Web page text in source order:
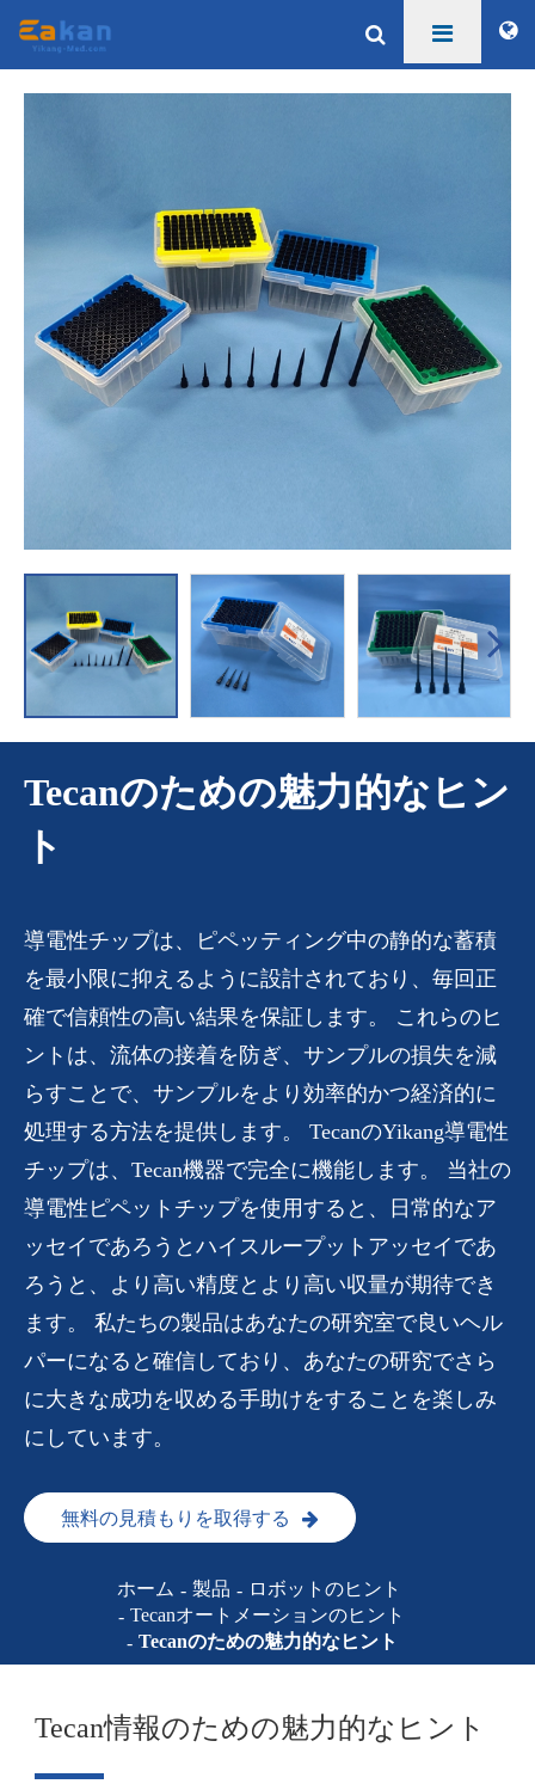
Tecanのための魅力的なヒン
ト
導電性チップは、ピペッティング中の静的な蓄積
を最小限に抑えるように設計されており、毎回正
確で信頼性の高い結果を保証します。 これらのヒ
ントは、流体の接着を防ぎ、サンプルの損失を減
らすことで、サンプルをより効率的かつ経済的に
処理する方法を提供します。 TecanのYikang導電性
チップは、Tecan機器で完全に機能します。 当社の
導電性ピペットチップを使用すると、日常的なア
ッセイであろうとハイスループットアッセイであ
ろうと、より高い精度とより高い収量が期待でき
ます。 私たちの製品はあなたの研究室で良いヘル
パーになると確信しており、あなたの研究でさら
に大きな成功を収める手助けをすることを楽しみ
にしています。
無料の見積もりを取得する
ホーム 製品
ロボットのヒント
Tecanオートメーションのヒント
Tecanのための魅力的なヒント
Tecan情報のための魅力的なヒント